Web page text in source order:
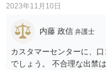
2023年11月10日
内藤 政信 弁護士
カスタマーセンターに、
でしょう。 不合理な出禁